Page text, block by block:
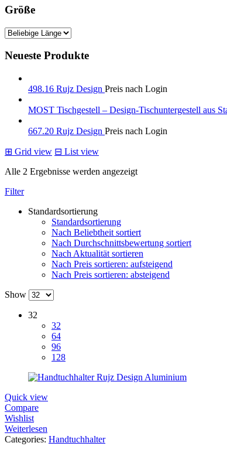
Größe
Neueste Produkte
498.16 Rujz Design Preis nach Login
MOST Tischgestell – Design-Tischuntergestell aus
667.20 Rujz Design Preis nach Login
⊞ Grid view ⊟ List view
Alle 2 Ergebnisse werden angezeigt
Filter
Standardsortierung
Standardsortierung
Nach Beliebtheit sortiert
Nach Durchschnittsbewertung sortiert
Nach Aktualität sortieren
Nach Preis sortieren: aufsteigend
Nach Preis sortieren: absteigend
Show
32
32
64
96
128
Quick view
Compare
Wishlist
Weiterlesen
Categories: Handtuchhalter